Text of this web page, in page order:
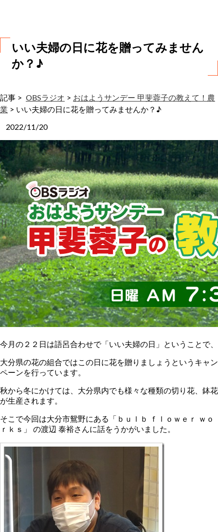
いい夫婦の日に花を贈ってみません
か？♪
記事 > OBSラジオ > おはようサンデー 甲斐蓉子の教えて！農
業 > いい夫婦の日に花を贈ってみませんか？♪
2022/11/20
今月の２２日は語呂合わせで「いい夫婦の日」ということで、
大分県の花の組合ではこの日に花を贈りましょうというキャン
ペーンを行っています。
秋から冬にかけては、大分県内でも様々な種類の切り花、鉢花
が生産されます。
そこで今回は大分市鴛野にある「ｂｕｌｂ ｆｌｏｗｅｒ ｗｏ
ｒｋｓ」 の渡辺 泰裕さんに話をうかがいました。